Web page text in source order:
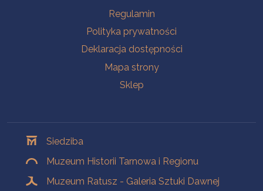
Regulamin
Polityka prywatności
Deklaracja dostępności
Mapa strony
Sklep
Siedziba
Muzeum Historii Tarnowa i Regionu
Muzeum Ratusz - Galeria Sztuki Dawnej